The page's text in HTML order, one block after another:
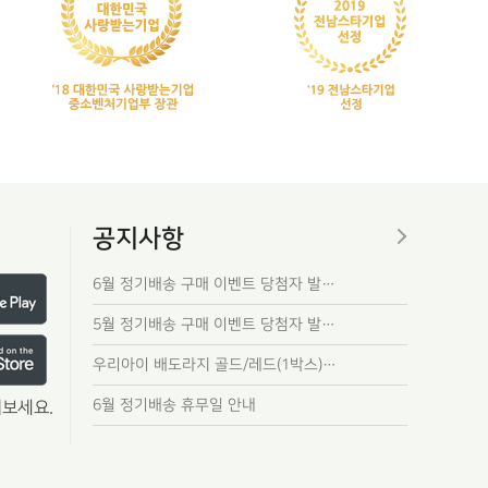
세요.
공지사항
6월 정기배송 구매 이벤트 당첨자 발…
5월 정기배송 구매 이벤트 당첨자 발…
우리아이 배도라지 골드/레드(1박스)…
6월 정기배송 휴무일 안내